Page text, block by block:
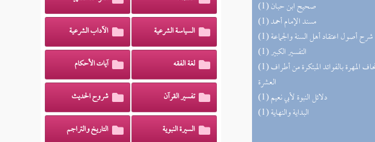
(1) صحيح ابن حبان
(1) مسند الإمام أحمد
(1) شرح أصول اعتقاد أهل السنة والجماعة
(1) التفسير الكبير
(1) إتحاف المهرة بالفوائد المبتكرة من أطراف
العشرة
(1) دلائل النبوة لأبي نعيم
(1) البداية والنهاية
السياسة الشرعية الآداب الشرعية
لغة الفقه آيات الأحكام
تفسير القرآن شروح الحديث
السيرة النبوية التاريخ والتراجم